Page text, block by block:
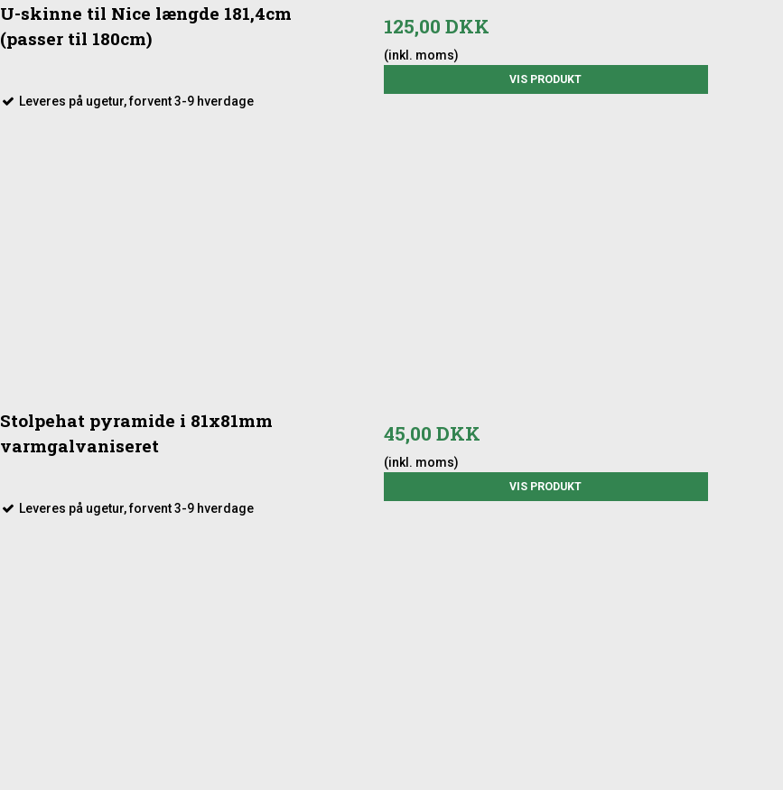
U-skinne til Nice længde 181,4cm
(passer til 180cm)
Leveres på ugetur, forvent 3-9 hverdage
125,00 DKK
(inkl. moms)
VIS PRODUKT
Stolpehat pyramide i 81x81mm
varmgalvaniseret
Leveres på ugetur, forvent 3-9 hverdage
45,00 DKK
(inkl. moms)
VIS PRODUKT